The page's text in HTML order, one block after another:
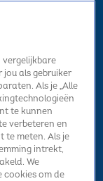
vergelijkbare
als gebruiker
Als je „Alle
te kunnen
verbeteren en
te meten. Als je
intrekt,
We
cookies om de